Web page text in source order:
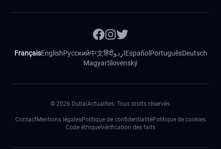
FrançaisEnglishРусский中文हिंदीاردوEspañol PortuguêsDeutsch
MagyarSlovenský
© 2026 DubaiActualites. Tous droits réservés.
ContactMentions légalesPolitique de confidentialitéPolitique de cookies
Code éthiqueVérification des faits